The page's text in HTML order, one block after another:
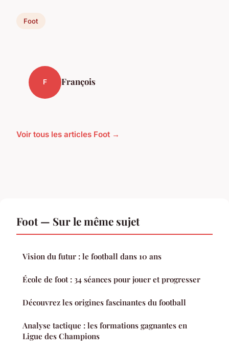
Foot
F François
Voir tous les articles Foot →
Foot — Sur le même sujet
Vision du futur : le football dans 10 ans
École de foot : 34 séances pour jouer et progresser
Découvrez les origines fascinantes du football
Analyse tactique : les formations gagnantes en
Ligue des Champions